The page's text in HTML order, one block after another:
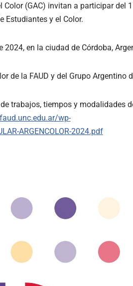
(GAC) invitan a participar del
Estudiantes y el Color.
2024, en la ciudad de Córdoba,
de la FAUD y del Grupo Argentino
trabajos, tiempos y modalidades
wp-
ARGENCOLOR-2024.pdf